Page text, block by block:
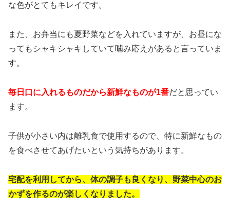
な色がとてもキレイです。
また、お弁当にも夏野菜などを入れていますが、お昼にな
ってもシャキシャキしていて噛み応えがあると言っていま
す。
毎日口に入れるものだから新鮮なものが1番だと思ってい
ます。
子供が小さい内は離乳食で使用するので、特に新鮮なもの
を食べさせてあげたいという気持ちがあります。
宅配を利用してから、体の調子も良くなり、野菜中心のお
かずを作るのが楽しくなりました。